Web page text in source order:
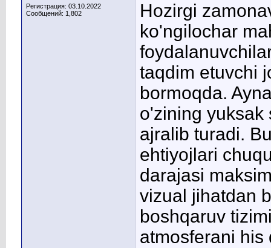
Регистрация: 03.10.2022
Сообщений: 1,802
Hozirgi
ko'ngilochar
taqdim etuvchi
bormoqda.
o'zining yuksak
ajralib turadi.
ehtiyojlari
darajasi
vizual jihatdan
boshqaruv
atmosferani his